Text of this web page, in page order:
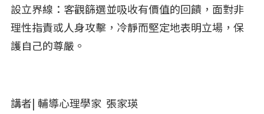
設立界線：客觀篩選並吸收有價值的回饋，面對非
理性指責或人身攻擊，冷靜而堅定地表明立場，保
護自己的尊嚴。
講者| 輔導心理學家 張家瑛